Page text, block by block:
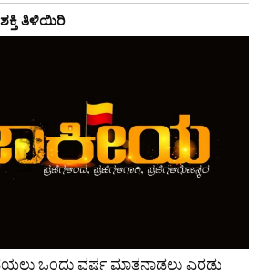
ತಿಳಿಯಿರಿ
ಒಂದು ವರ್ಷ ಮಾತನಾಡಲು ಎರಡು